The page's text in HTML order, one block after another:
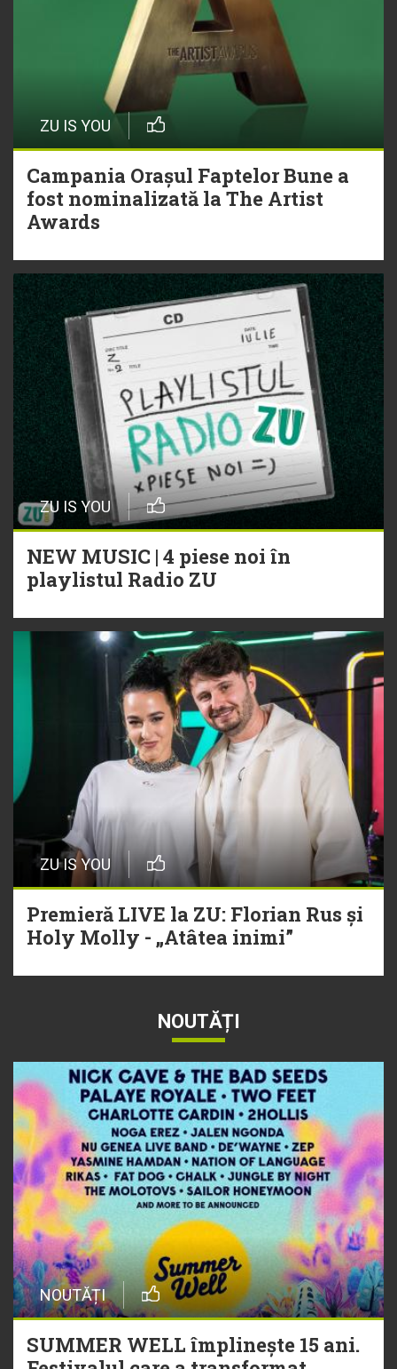
ZU IS YOU
Campania Orașul Faptelor Bune a
fost nominalizată la The Artist
Awards
ZU IS YOU
NEW MUSIC | 4 piese noi în
playlistul Radio ZU
ZU IS YOU
Premieră LIVE la ZU: Florian Rus și
Holy Molly - „Atâtea inimi”
NOUTĂȚI
NOUTĂȚI
SUMMER WELL împlinește 15 ani.